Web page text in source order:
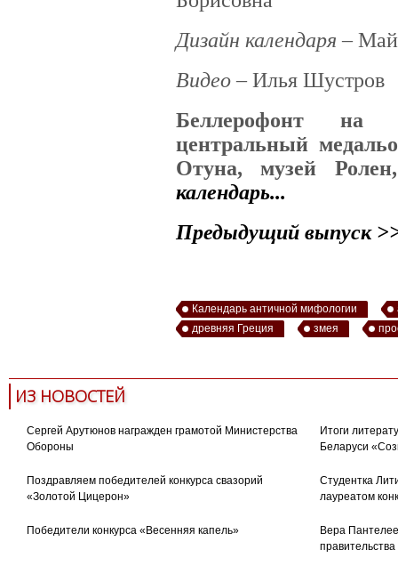
Дизайн календаря –
Видео– Илья Шустров
Беллерофонт на
центральный
Отуна, музей
календарь...
Предыдущий выпуск
Календарь античной мифологии
древняя Греция
змея
ИЗ НОВОСТЕЙ
Сергей Арутюнов награжден грамотой Министерства
Обороны
Итоги
Беларуси
Поздравляем победителей конкурса свазорий
«Золотой Цицерон»
Студентка
лауреатом
Победители конкурса «Весенняя капель»
Вера